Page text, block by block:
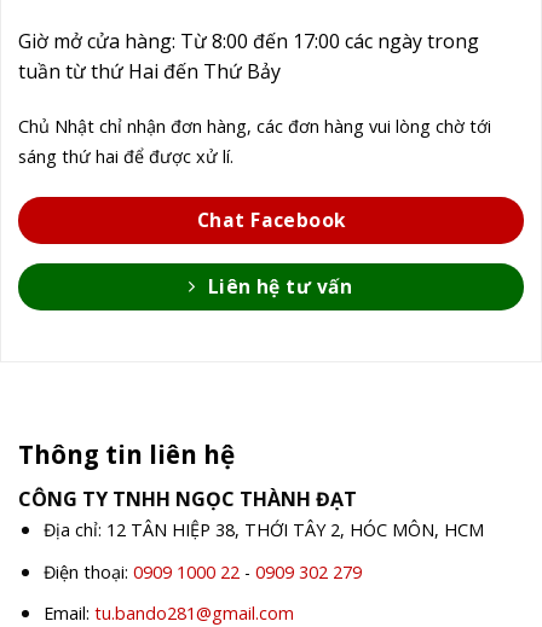
Giờ mở cửa hàng: Từ 8:00 đến 17:00 các ngày trong
tuần từ thứ Hai đến Thứ Bảy
Chủ Nhật chỉ nhận đơn hàng, các đơn hàng vui lòng chờ tới
sáng thứ hai để được xử lí.
Chat Facebook
Liên hệ tư vấn
Thông tin liên hệ
CÔNG TY TNHH NGỌC THÀNH ĐẠT
Địa chỉ: 12 TÂN HIỆP 38, THỚI TÂY 2, HÓC MÔN, HCM
Điện thoại: 0909 1000 22- 0909 302 279
Email: tu.bando281@gmail.com